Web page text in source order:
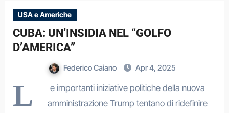
USA e Americhe
CUBA: UN’INSIDIA NEL “GOLFO
D’AMERICA”
Federico Caiano Apr 4, 2025
L
e importanti iniziative politiche della nuova
amministrazione Trump tentano di ridefinire